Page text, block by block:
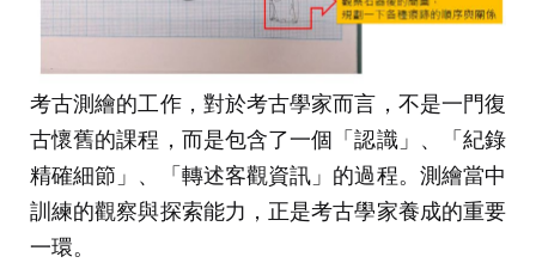
考古測繪的工作，對於考古學家而言，不是一門復
古懷舊的課程，而是包含了一個「認識」、「紀錄
精確細節」、「轉述客觀資訊」的過程。測繪當中
訓練的觀察與探索能力，正是考古學家養成的重要
一環。